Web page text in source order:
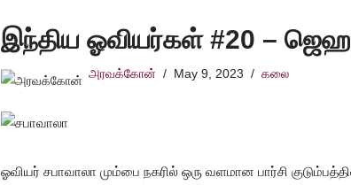
இந்திய ஓவியர்கள் #20 –
அரவக்கோன் May 9, 2023 கலை
ஓவியர் சபாவாலா மும்பை நகரில் ஒரு வளமான பார்சி